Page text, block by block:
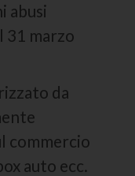
abusi
31 marzo
da
commercio
auto ecc.